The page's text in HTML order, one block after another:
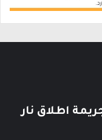
اطلاق نار